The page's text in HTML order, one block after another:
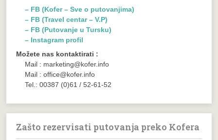
– FB (Kofer – Sve o putovanjima)
– FB (Travel centar – V.P)
– FB (Putovanje u Tursku)
– Instagram profil
Možete nas kontaktirati :
Mail : marketing@kofer.info
Mail : office@kofer.info
Tel.: 00387 (0)61 / 52-61-52
Zašto rezervisati putovanja preko Kofera